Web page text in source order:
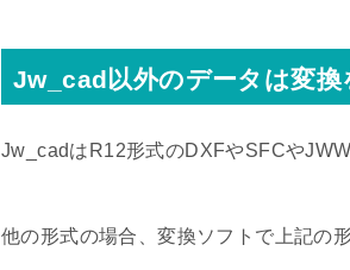
Jw_cad以外のデータは変換
Jw_cadはR12形式のDXFやSFCや
他の形式の場合、変換ソフトで上記の